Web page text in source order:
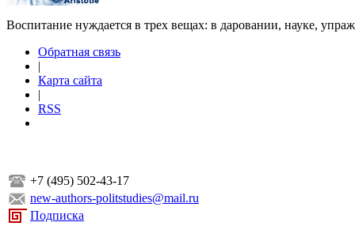
Воспитание нуждается в трех вещах: в даровании, науке,
Обратная связь
|
Карта сайта
|
RSS
+7 (495) 502-43-17
new-authors-politstudies@mail.ru
Подписка